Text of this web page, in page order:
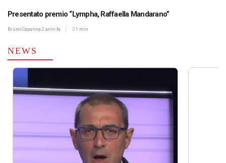
Presentato premio “Lympha, Raffaella Mandarano”
Bruno Capanna 2 anni fa 1 min
NEWS